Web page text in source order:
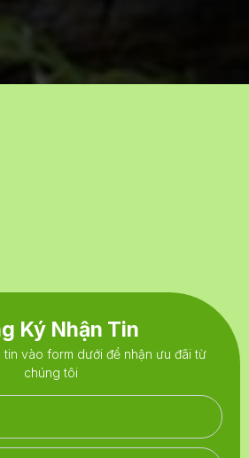
Ký Nhận Tin
vào form dưới để nhận ưu đãi từ
chúng tôi